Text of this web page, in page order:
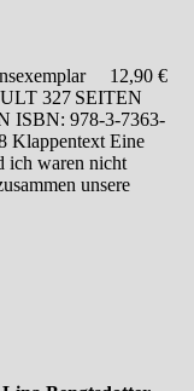
12,90 €
327 SEITEN
ISBN: 978-3-7363-
Klappentext Eine
ich waren nicht
unsere